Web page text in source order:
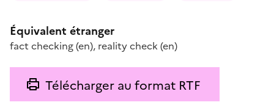
Équivalent étranger
fact checking(en), reality check (en)
Télécharger au format RTF